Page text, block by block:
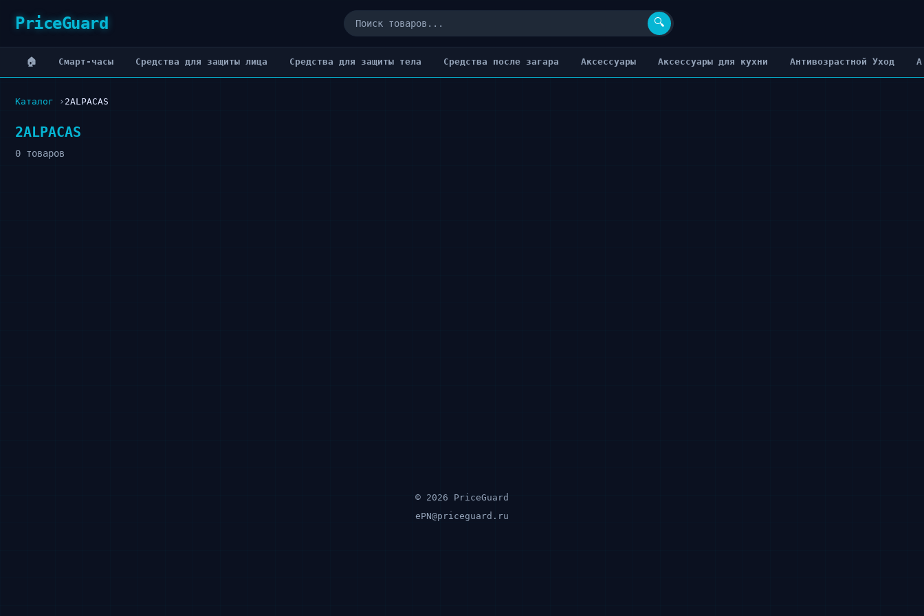
PriceGuard 🔍
🏠 Cмарт-часы Cредства для защиты лица Cредства для защиты тела Cредства после загара Аксессуары Аксессуары для кухни Антивозрастной Уход
Каталог 2ALPACAS
2ALPACAS
0 товаров
© 2026 PriceGuard
ePN@priceguard.ru